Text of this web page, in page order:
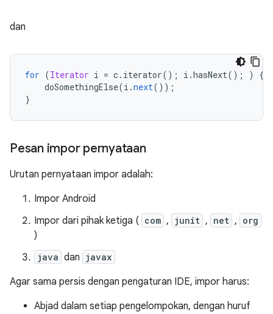
dan
for (Iterator i = c. iterator(); i .hasNext(); )
{
doSomethingElse(i .next());
}
Pesan impor pernyataan
Urutan pernyataan impor adalah:
Impor Android
Impor dari pihak ketiga ( com , junit , net , org
)
java dan javax
Agar sama persis dengan pengaturan IDE, impor harus:
Abjad dalam setiap pengelompokan, dengan huruf